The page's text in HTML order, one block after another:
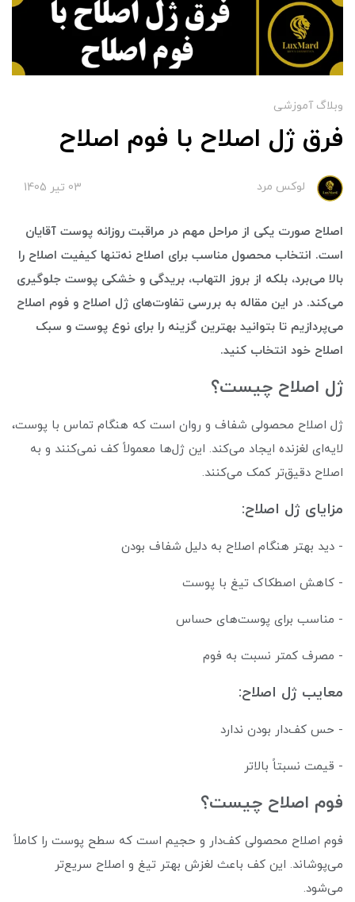
وبلاگ آموزشی
فرق ژل اصلاح با فوم اصلاح
لوکس مرد 03 تير 1405
اصلاح صورت یکی از مراحل مهم در مراقبت روزانه پوست آقایان
است. انتخاب محصول مناسب برای اصلاح نه‌تنها کیفیت اصلاح را
بالا می‌برد، بلکه از بروز التهاب، بریدگی و خشکی پوست جلوگیری
می‌کند. در این مقاله به بررسی تفاوت‌های ژل اصلاح و فوم اصلاح
می‌پردازیم تا بتوانید بهترین گزینه را برای نوع پوست و سبک
اصلاح خود انتخاب کنید.
ژل اصلاح چیست؟
ژل اصلاح محصولی شفاف و روان است که هنگام تماس با پوست،
لایه‌ای لغزنده ایجاد می‌کند. این ژل‌ها معمولاً کف نمی‌کنند و به
اصلاح دقیق‌تر کمک می‌کنند.
مزایای ژل اصلاح:
- دید بهتر هنگام اصلاح به دلیل شفاف بودن
- کاهش اصطکاک تیغ با پوست
- مناسب برای پوست‌های حساس
- مصرف کمتر نسبت به فوم
معایب ژل اصلاح:
- حس کف‌دار بودن ندارد
- قیمت نسبتاً بالاتر
فوم اصلاح چیست؟
فوم اصلاح محصولی کف‌دار و حجیم است که سطح پوست را کاملاً
می‌پوشاند. این کف باعث لغزش بهتر تیغ و اصلاح سریع‌تر
می‌شود.